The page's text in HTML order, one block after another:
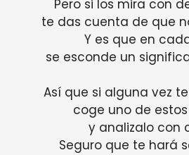
Pero si los mira con
te das cuenta de que
Y es que en
se esconde un
Así que si alguna vez
coge uno de
y analizalo con
Seguro que te hará